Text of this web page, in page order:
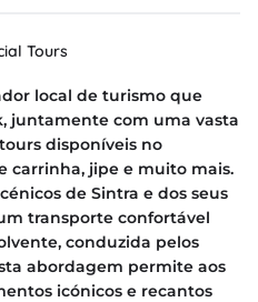
Tours
local de turismo que
juntamente com uma vasta
disponíveis no
carrinha, jipe e muito mais.
de Sintra e dos seus
transporte confortável
conduzida pelos
abordagem permite aos
icónicos e recantos